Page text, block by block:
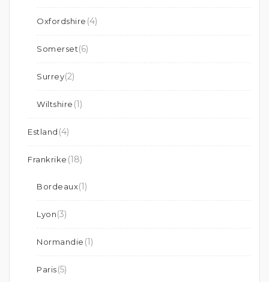
Oxfordshire (4)
Somerset(6)
Surrey(2)
Wiltshire (1)
Estland (4)
Frankrike (18)
Bordeaux(1)
Lyon(3)
Normandie (1)
Paris(5)